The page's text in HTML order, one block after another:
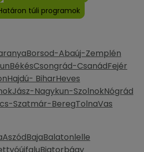
túli programok
Borsod-Abaúj-Zemplén
BékésCsongrád-CsanádFejér
Hajdú- BiharHeves
Jász-Nagykun-SzolnokNógrád
Szatmár-BeregTolnaVas
AszódBajaBalatonlelle